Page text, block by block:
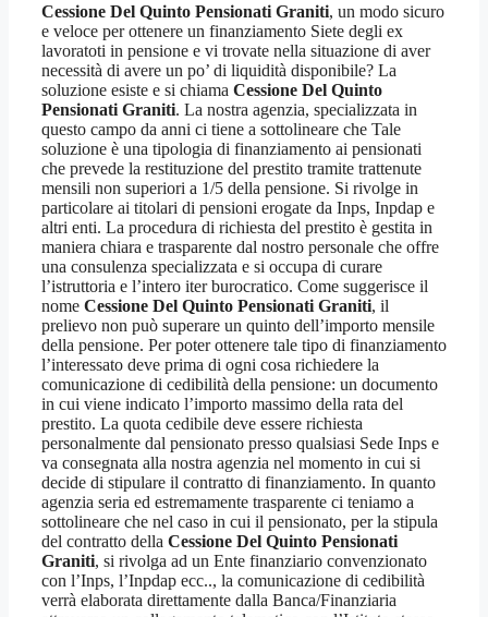
Cessione Del Quinto Pensionati Graniti, un modo sicuro
e veloce per ottenere un finanziamento Siete degli ex
lavoratoti in pensione e vi trovate nella situazione di aver
necessità di avere un po’ di liquidità disponibile? La
soluzione esiste e si chiama Cessione Del Quinto
Pensionati Graniti. La nostra agenzia, specializzata in
questo campo da anni ci tiene a sottolineare che Tale
soluzione è una tipologia di finanziamento ai pensionati
che prevede la restituzione del prestito tramite trattenute
mensili non superiori a 1/5 della pensione. Si rivolge in
particolare ai titolari di pensioni erogate da Inps, Inpdap e
altri enti. La procedura di richiesta del prestito è gestita in
maniera chiara e trasparente dal nostro personale che offre
una consulenza specializzata e si occupa di curare
l’istruttoria e l’intero iter burocratico. Come suggerisce il
nome Cessione Del Quinto Pensionati Graniti, il
prelievo non può superare un quinto dell’importo mensile
della pensione. Per poter ottenere tale tipo di finanziamento
l’interessato deve prima di ogni cosa richiedere la
comunicazione di cedibilità della pensione: un documento
in cui viene indicato l’importo massimo della rata del
prestito. La quota cedibile deve essere richiesta
personalmente dal pensionato presso qualsiasi Sede Inps e
va consegnata alla nostra agenzia nel momento in cui si
decide di stipulare il contratto di finanziamento. In quanto
agenzia seria ed estremamente trasparente ci teniamo a
sottolineare che nel caso in cui il pensionato, per la stipula
del contratto della Cessione Del Quinto Pensionati
Graniti, si rivolga ad un Ente finanziario convenzionato
con l’Inps, l’Inpdap ecc.., la comunicazione di cedibilità
verrà elaborata direttamente dalla Banca/Finanziaria